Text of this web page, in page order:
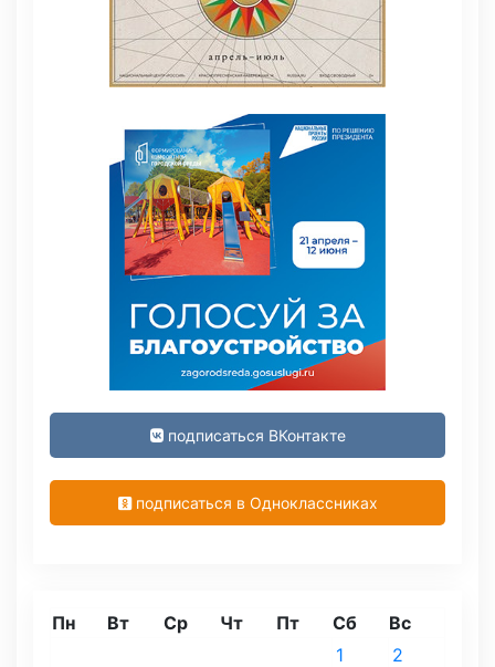
подписаться ВКонтакте
подписаться в Одноклассниках
Пн Вт Ср Чт Пт Сб Вс
1
2